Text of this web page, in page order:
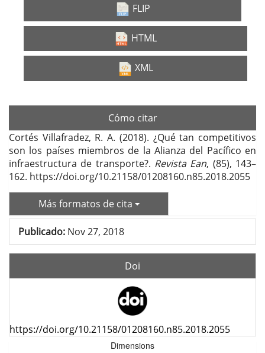
FLIP
HTML
XML
Cómo citar
Cortés Villafradez, R. A. (2018). ¿Qué tan competitivos
son los países miembros de la Alianza del Pacífico en
infraestructura de transporte?. Revista Ean, (85), 143–
162. https://doi.org/10.21158/01208160.n85.2018.2055
Más formatos de cita
Publicado: Nov 27, 2018
Doi
https://doi.org/10.21158/01208160.n85.2018.2055
Dimensions